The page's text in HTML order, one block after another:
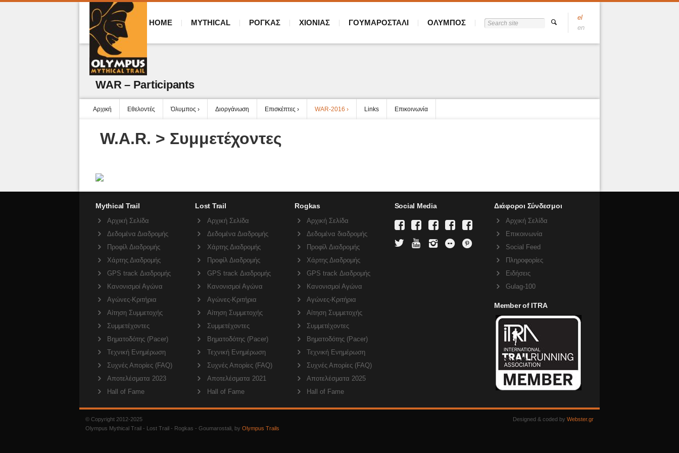
el
en
HOME MYTHICAL ΡΟΓΚΑΣ ΧΙΟΝΙΑΣ ΓΟΥΜΑΡΟΣΤΑΛΙ ΟΛΥΜΠΟΣ
WAR – Participants
Αρχική Εθελοντές Όλυμπος Διοργάνωση Επισκέπτες WAR-2016 Links Επικοινωνία
W.A.R. > Συμμετέχοντες
Mythical Trail
Αρχική Σελίδα
Δεδομένα Διαδρομής
Προφίλ Διαδρομής
Χάρτης Διαδρομής
GPS track Διαδρομής
Κανονισμοί Αγώνα
Αγώνες-Κριτήρια
Αίτηση Συμμετοχής
Συμμετέχοντες
Βηματοδότης (Pacer)
Τεχνική Ενημέρωση
Συχνές Απορίες (FAQ)
Αποτελέσματα 2023
Hall of Fame
Lost Trail
Αρχική Σελίδα
Δεδομένα Διαδρομής
Χάρτης Διαδρομής
Προφίλ Διαδρομής
GPS track Διαδρομής
Κανονισμοί Αγώνα
Αγώνες-Κριτήρια
Αίτηση Συμμετοχής
Συμμετέχοντες
Βηματοδότης (Pacer)
Τεχνική Ενημέρωση
Συχνές Απορίες (FAQ)
Αποτελέσματα 2021
Hall of Fame
Rogkas
Αρχική Σελίδα
Δεδομένα διαδρομής
Προφίλ Διαδρομής
Χάρτης Διαδρομής
GPS track Διαδρομής
Κανονισμοί Αγώνα
Αγώνες-Κριτήρια
Αίτηση Συμμετοχής
Συμμετέχοντες
Βηματοδότης (Pacer)
Τεχνική Ενημέρωση
Συχνές Απορίες (FAQ)
Αποτελέσματα 2025
Hall of Fame
Social Media Διάφοροι Σύνδεσμοι
Αρχική Σελίδα
Επικοινωνία
Social Feed
Πληροφορίες
Ειδήσεις
Gulag-100
Member of ITRA
© Copyright 2012-2025
Olympus Mythical Trail - Lost Trail - Rogkas - Goumarostali, by Olympus Trails
Designed & coded by Webster.gr